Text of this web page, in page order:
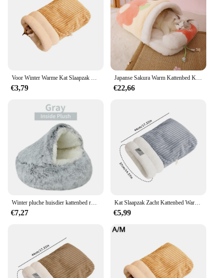
Voor Winter Warme Kat Slaapzak Zachte Pluche Kat Bed Comfortabel Huisdier Bed Voor Katten Kleine Honden Kitten Tunnel Nest Kat Accessoires
€3,79
Japanse Sakura Warm Kattenbed Kat Slaapzak Diepe Slaap Winter Hond Huiskatten Nestkussen Met Kussen Verwijderbare Huisdierenproducten
€22,66
Winter pluche huisdier kattenbed rond kattenkussen kattenhuis 2-in-1 warme kattenmand huisdier slaapzak kitten nest kennel voor kleine hondenkatten
€7,27
Kat Slaapzak Zacht Kattenbed Warm Huisdier Zaktype Dekbed Halfgesloten Warming Burrow Kattenbed Hondenbed Voor Camping
€5,99